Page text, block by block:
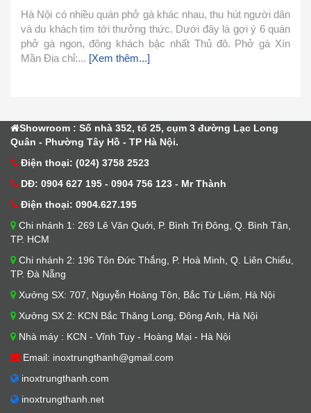
gà khác nhau, thu hút người dân
thức. Dưới đây là gợi ý 6 quán
bậc nhất Thủ đô. Phở gà Xín
Nguyễn Văn Thành
Phở là món ăn thơm ngon
cách chế biến. Hôm nay
Showroom : Số nhà 352, tổ 25, cụm 3 đường Lạc Long
Quân - Phường Tây Hồ - TP Hà Nội.
Điện thoại: (024) 3758 2523
DĐ: 0904 627 195 - 0904 756 123 - Mr Thành
Điện thoại: 0904.627.195
Chi nhánh 1: 269 Lê Văn Quới, P. Bình Trị Đông, Q. Bình Tân,
TP. HCM
Chi nhánh 2: 196 Tôn Đức Thắng, P. Hoà Minh, Q. Liên Chiểu,
TP. Đà Nẵng
Xưởng SX: 707, Nguyễn Hoàng Tôn, Bắc Từ Liêm, Hà Nội
Xưởng SX 2: KCN Bắc Thăng Long, Đông Anh, Hà Nội
Nhà máy : KCN - Vĩnh Tuy - Hoàng Mại - Hà Nội
Email: inoxtrungthanh@gmail.com
inoxtrungthanh.com
inoxtrungthanh.net